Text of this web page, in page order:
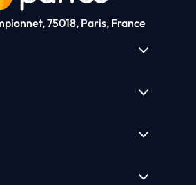
75018, Paris, France